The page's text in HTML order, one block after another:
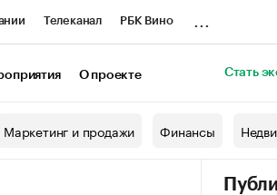
Телеканал РБК Вино
О проекте Стать
Маркетинг и продажи Финансы